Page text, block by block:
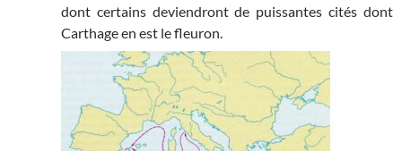
dont certains deviendront de puissantes cités dont
Carthage en est le fleuron.